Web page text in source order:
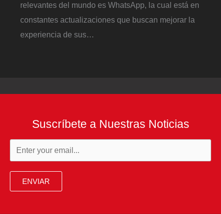
relevantes del mundo es WhatsApp, la cual está en
constantes actualizaciones que buscan mejorar la
experiencia de sus…
Suscríbete a Nuestras Noticias
ENVIAR